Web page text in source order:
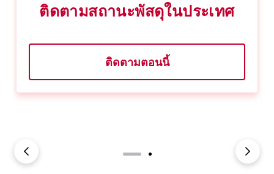
ติดตามสถานะพัสดุในประเทศ
ติดตามตอนนี้